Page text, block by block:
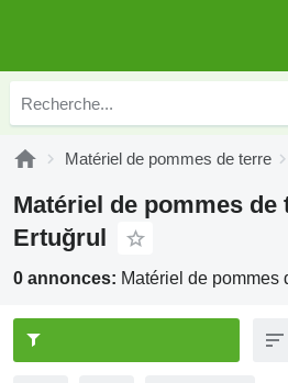
Matériel de pommes de terre
Matériel de pommes de
Ertuğrul
0 annonces: Matériel de pommes